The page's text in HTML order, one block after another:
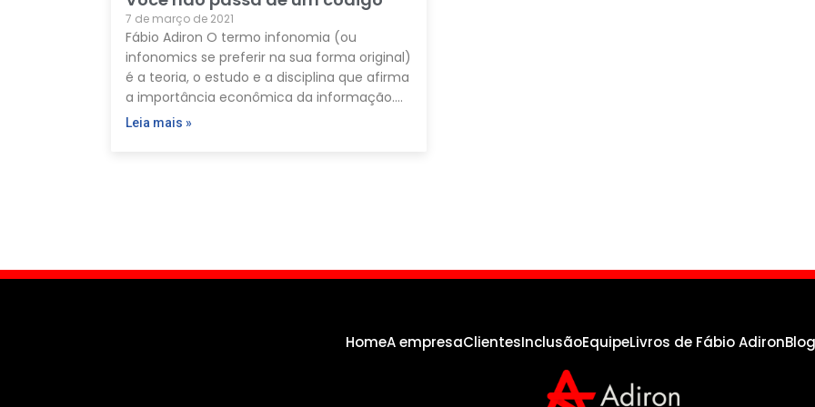
7 de março de 2021
Fábio Adiron O termo infonomia (ou
infonomics se preferir na sua forma original)
é a teoria, o estudo e a disciplina que afirma
a importância econômica da informação.…
Leia mais »
HomeA empresaClientesInclusãoEquipeLivros de Fábio AdironBlog